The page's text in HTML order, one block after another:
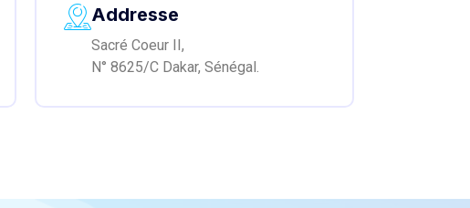
Addresse
Sacré Coeur II,
N° 8625/C Dakar, Sénégal.